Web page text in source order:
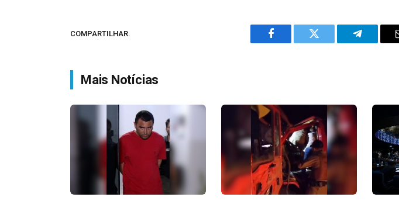
COMPARTILHAR.
Facebook Twitter Telegram
Mais Notícias